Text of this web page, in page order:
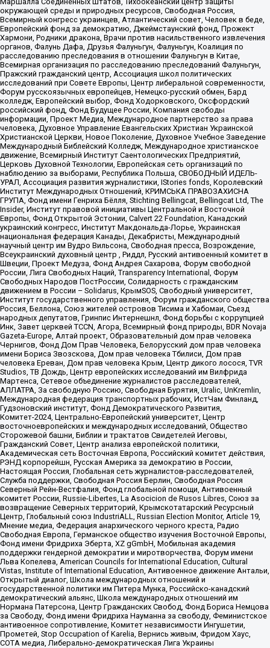
окружающей среды и природных ресурсов, Свободная Россия,
Всемирный конгресс украинцев, Атлантический совет, Человек в беде,
Европейский фонд за демократию, Джеймстаунский фонд, Прожект
Хармони, Родники дракона, Врачи против насильственного извлечения
органов, Фалунь Дафа, Друзья Фалуньгун, Фалуньгун, Коалиция по
расследованию преследования в отношении Фалуньгун в Китае,
Всемирная организация по расследованию преследований Фалуньгун,
Пражский гражданский центр, Ассоциация школ политических
исследований при Совете Европы, Центр либеральной современности,
Форум русскоязычных европейцев, Немецко-русский обмен, Бард
колледж, Европейский выбор, Фонд Ходорковского, Оксфордский
российский фонд, Фонд Будущее России, Компания свободы
информации, Проект Медиа, Международное партнерство за права
человека, Духовное Управление Евангельских Христиан Украинской
Христианской Церкви, Новое Поколение, Духовное Учебное Заведение
Международный Библейский Колледж, Международное христианское
движение, Всемирный Институт Саентологических Предприятий,
Церковь Духовной Технологии, Европейская сеть организаций по
наблюдению за выборами, Республика Польша, СВОБОДНЫЙ ИДЕЛЬ-
УРАЛ, Ассоциация развития журналистики, IStories fonds, Королевский
Институт Международных Отношений, КРИМСЬКА ПРАВОЗАХИСНА
ГРУПА, Фонд имени Генриха Бёлля, Stichting Bellingcat, Bellingcat Ltd, The
Insider, Институт правовой инициативы Центральной и Восточной
Европы, Фонд Открытой Эстонии, Calvert 22 Foundation, Канадский
украинский конгресс, Институт Макдональда-Лорье, Украинская
национальная федерация Канады, Декабристы, Международный
научный центр им Вудро Вильсона, Свободная пресса, Возрождение,
Всеукраинский духовный центр , Риддл, Русский антивоенный комитет в
Швеции, Проект Медуза, Фонд Андрея Сахарова, Форум свободной
России, Лига Свободных Наций, Transparеncy International, Форум
Свободных Народов ПостРоссии, Солидарность с гражданским
движением в России – Solidarus, КрымSOS, Свободный университет,
Институт государственного управления, Форум гражданского общества
Россия, Беллона, Союз жителей островов Тисима и Хабомаи, Съезд
народных депутатов, Гринпис Интернешнл, Фонд борьбы с коррупцией
Инк, Завет церквей TCCN, Агора, Всемирный фонд природы, BDR Novaja
Gazeta-Europe, Алтай проект, Образовательный дом прав человека
Чернигов, Фонд Дом Прав Человека, Белорусский дом прав человека
имени Бориса Звозскова, Дом прав человека Тбилиси, Дом прав
человека Ереван, Дом прав человека Крым, Центр дикого лосося, TVR
Studios, ТВ Дождь, Центр европейских исследований им Вилфрида
Мартенса, Сетевое объединение журналистов расследователей,
АЛЛАТРА, За свободную Россию, Свободная Бурятия, Uralic, UnKremlin,
Международная федерация транспортных рабочих, ИстЧам Финланд,
Гудзоновский институт, Фонд Демократического Развития,
Комитет-2024, Центрально-Европейский университет, Центр
восточноевропейских и международных исследований, Общество
Сторожевой башни, Библии и трактатов Свидетелей Иеговы,
Гражданский Совет, Центр анализа европейской политики,
Академическая сеть Восточная Европа, Российский комитет действия,
РЭНД корпорейшн, Русская Америка за демократию в России,
Настоящая Россия, Глобальная сеть журналистов-расследователей,
Служба поддержки, Свободная Россия Берлин, Свободная Россия
Северный Рейн-Вестфалия, Фонд глобальной помощи, Антивоенный
комитет России, Russie-Libertes, La Asocicion de Rusos Libres, Союз за
возвращение Северных территорий, Крымскотатарский Ресурсный
Центр, Глобальный союз IndustriALL, Russian Election Monitor, Article 19,
Мнение медиа, Федерация анархического черного креста, Радио
Свободная Европа, Германское общество изучения Восточной Европы,
Фонд имени Фридриха Эберта, XZ gGmbH, Мобильная академия
поддержки гендерной демократии и миротворчества, Форум имени
Льва Копелева, American Councils for International Education, Cultural
Vistas, Institute of International Education, Антивоенное движение Антальи,
Открытый диалог, Школа международных отношений и
государственной политики им Питера Мунка, Российско-канадский
демократический альянс, Школа международных отношений им
Нормана Патерсона, Центр Гражданских Свобод, Фонд Бориса Немцова
за Свободу, Фонд имени Фридриха Науманна за свободу, Феминистское
антивоенное сопротивление, Комитет независимости Ингушетии,
Прометей, Stop Occupation of Karelia, Вернись живым, Фридом Хаус,
СОТА медиа, Либерально-демократическая Лига Украины